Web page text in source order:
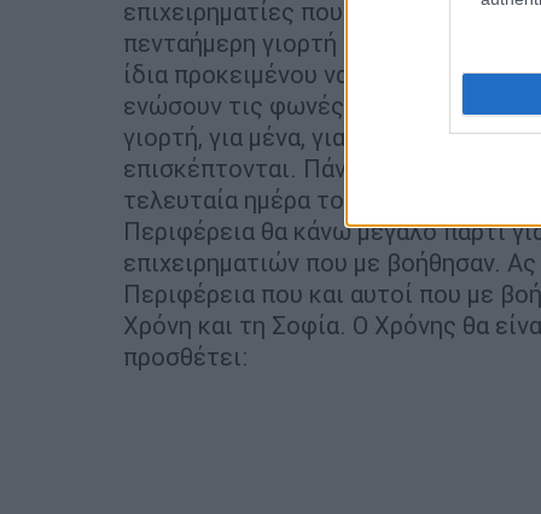
επιχειρηματίες που απλόχερα
πενταήμερη γιορτή του διάπλου
ίδια προκειμένου να καλέσει όλους
ενώσουν τις φωνές τους και τη
γιορτή, για μένα, για το νησί, για
επισκέπτονται. Πάντα ήθελα να
τελευταία ημέρα του Αυγούστου
Περιφέρεια θα κάνω μεγάλο πάρτι
επιχειρηματιών που με βοήθησαν.
Περιφέρεια που και αυτοί που με
Χρόνη και τη Σοφία. Ο Χρόνης θα
προσθέτει: